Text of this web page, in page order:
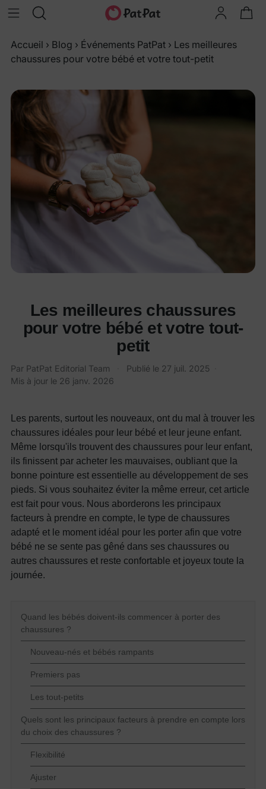
Accueil › Blog › Événements PatPat › Les meilleures
chaussures pour votre bébé et votre tout-petit
Les meilleures chaussures
pour votre bébé et votre tout-
petit
Par PatPat Editorial Team Publié le 27 juil. 2025
Mis à jour le 26 janv. 2026
Les parents, surtout les nouveaux, ont du mal à trouver les
chaussures idéales pour leur bébé et leur jeune enfant.
Même lorsqu'ils trouvent des chaussures pour leur enfant,
ils finissent par acheter les mauvaises, oubliant que la
bonne pointure est essentielle au développement de ses
pieds. Si vous souhaitez éviter la même erreur, cet article
est fait pour vous. Nous aborderons les principaux
facteurs à prendre en compte, le type de chaussures
adapté et le moment idéal pour les porter afin que votre
bébé ne se sente pas gêné dans ses chaussures ou
autres chaussures et reste confortable et joyeux toute la
journée.
Quand les bébés doivent-ils commencer à porter des
chaussures ?
Nouveau-nés et bébés rampants
Premiers pas
Les tout-petits
Quels sont les principaux facteurs à prendre en compte lors
du choix des chaussures ?
Flexibilité
Ajuster